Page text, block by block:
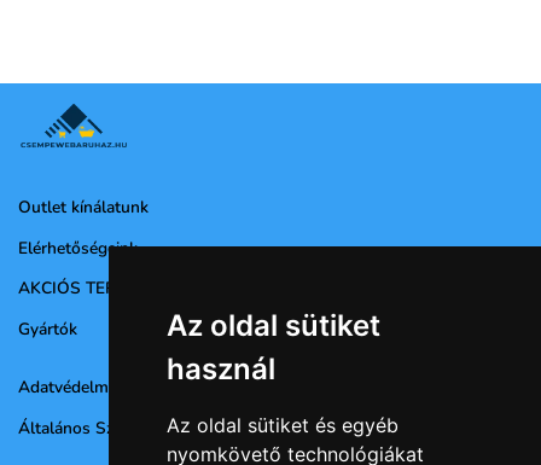
Az oldal sütiket
használ
Az oldal sütiket és egyéb
nyomkövető technológiákat
Outlet kínálatunk
Elérhetőségeink
AKCIÓS TERMÉKEK
Gyártók
Adatvédelmi nyilatkozat
Általános Szerződési Feltételek